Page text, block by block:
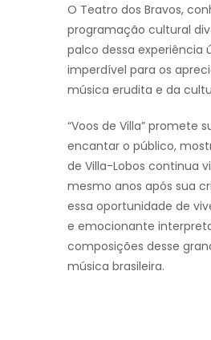
O Teatro dos Bravos,
programação cultural
palco dessa experiência
imperdível para os
música erudita e da
“Voos de Villa” promete
encantar o público,
de Villa-Lobos continua
mesmo anos após sua
essa oportunidade de
e emocionante
composições desse
música brasileira.